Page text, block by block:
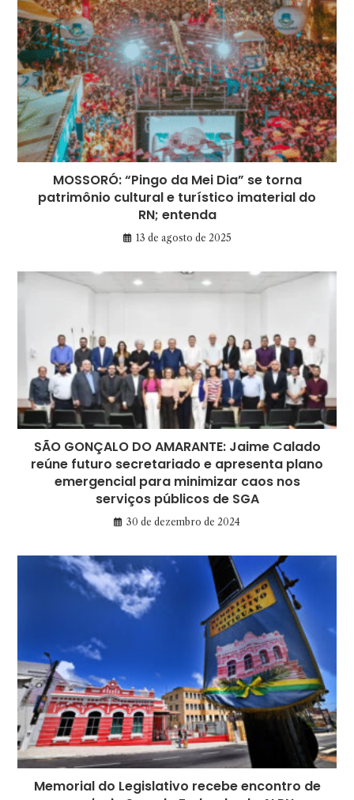
MOSSORÓ: “Pingo da Mei Dia” se torna
patrimônio cultural e turístico imaterial do
RN; entenda
13 de agosto de 2025
SÃO GONÇALO DO AMARANTE: Jaime Calado
reúne futuro secretariado e apresenta plano
emergencial para minimizar caos nos
serviços públicos de SGA
30 de dezembro de 2024
Memorial do Legislativo recebe encontro de